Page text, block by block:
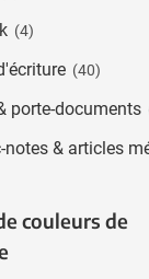
& boissons
être
lampes
(4)
(40)
porte-documents
notes & articles
couleurs de
couleurs de